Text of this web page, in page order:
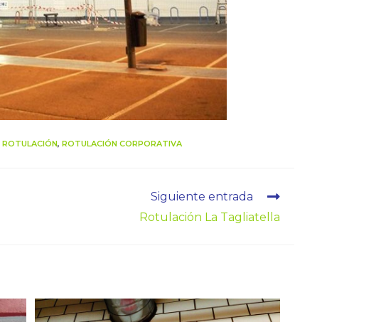
ROTULACIÓN, ROTULACIÓN CORPORATIVA
Siguiente entrada
Rotulación La Tagliatella